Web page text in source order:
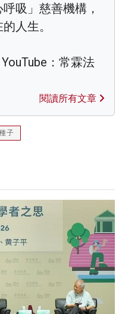
吸」慈善機構，
人生。
：常霖法
閱讀所有文章
子